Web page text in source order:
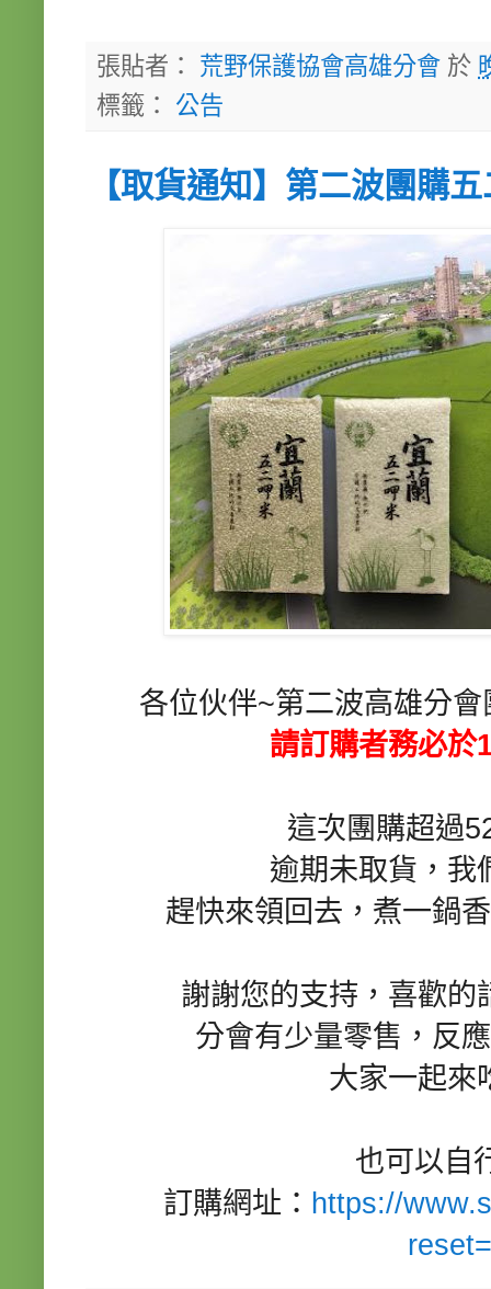
張貼者： 荒野保護協會高雄分會 於
標籤： 公告
【取貨通知】第二波團購
各位伙伴~第二波高雄分
請訂購者務必於
這次團購超過
逾期未取貨，我
趕快來領回去，煮一鍋
謝謝您的支持，喜歡的
分會有少量零售，反
大家一起來
也可以自
訂購網址： https://